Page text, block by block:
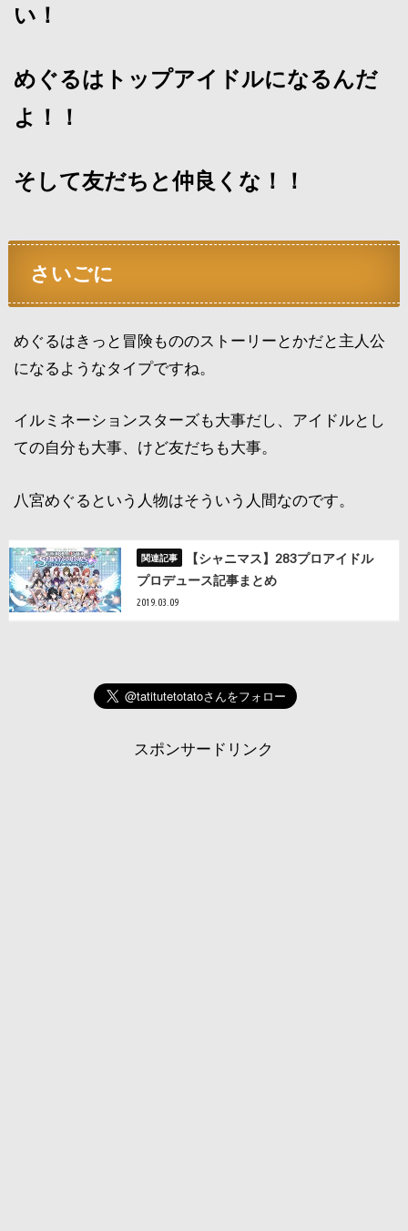
い！
めぐるはトップアイドルになるんだ
よ！！
そして友だちと仲良くな！！
さいごに
めぐるはきっと冒険もののストーリーとかだと主人公
になるようなタイプですね。
イルミネーションスターズも大事だし、アイドルとし
ての自分も大事、けど友だちも大事。
八宮めぐるという人物はそういう人間なのです。
【シャニマス】283プロアイドル
プロデュース記事まとめ
2019.03.09
スポンサードリンク